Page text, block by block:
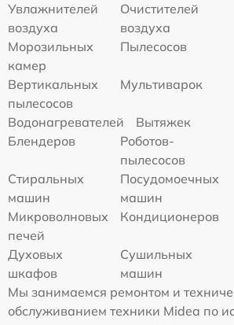
Увлажнителей
воздуха
Очистителей
воздуха
Морозильных
камер
Пылесосов
Вертикальных
пылесосов
Мультиварок
Водонагревателей
Вытяжек
Блендеров
Роботов-
пылесосов
Стиральных
машин
Посудомоечных
машин
Микроволновых
печей
Кондиционеров
Духовых
шкафов
Сушильных
машин
Мы занимаемся ремонтом и
обслуживанием техники Midea по